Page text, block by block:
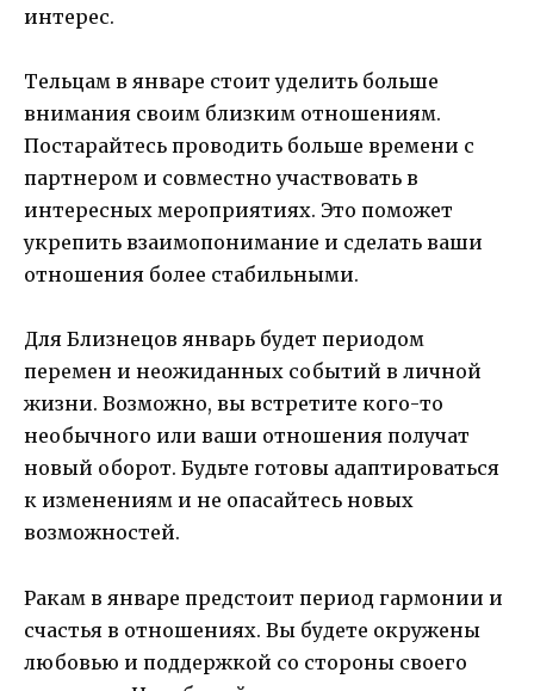
интерес.
Тельцам в январе стоит уделить больше
внимания своим близким отношениям.
Постарайтесь проводить больше времени с
партнером и совместно участвовать в
интересных мероприятиях. Это поможет
укрепить взаимопонимание и сделать ваши
отношения более стабильными.
Для Близнецов январь будет периодом
перемен и неожиданных событий в личной
жизни. Возможно, вы встретите кого-то
необычного или ваши отношения получат
новый оборот. Будьте готовы адаптироваться
к изменениям и не опасайтесь новых
возможностей.
Ракам в январе предстоит период гармонии и
счастья в отношениях. Вы будете окружены
любовью и поддержкой со стороны своего